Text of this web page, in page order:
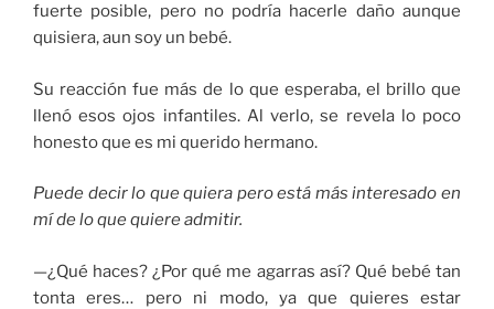
fuerte posible, pero no podría hacerle daño aunque
quisiera, aun soy un bebé.
Su reacción fue más de lo que esperaba, el brillo que
llenó esos ojos infantiles. Al verlo, se revela lo poco
honesto que es mi querido hermano.
Puede decir lo que quiera pero está más interesado en
mí de lo que quiere admitir.
—¿Qué haces? ¿Por qué me agarras así? Qué bebé tan
tonta eres… pero ni modo, ya que quieres estar